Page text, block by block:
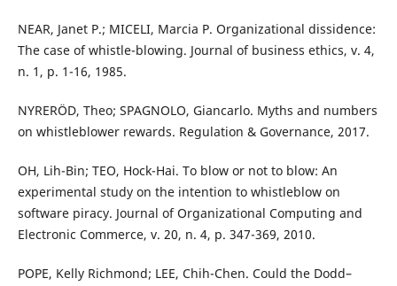
NEAR, Janet P.; MICELI, Marcia P. Organizational dissidence:
The case of whistle-blowing. Journal of business ethics, v. 4,
n. 1, p. 1-16, 1985.
NYRERÖD, Theo; SPAGNOLO, Giancarlo. Myths and numbers
on whistleblower rewards. Regulation & Governance, 2017.
OH, Lih-Bin; TEO, Hock-Hai. To blow or not to blow: An
experimental study on the intention to whistleblow on
software piracy. Journal of Organizational Computing and
Electronic Commerce, v. 20, n. 4, p. 347-369, 2010.
POPE, Kelly Richmond; LEE, Chih-Chen. Could the Dodd–